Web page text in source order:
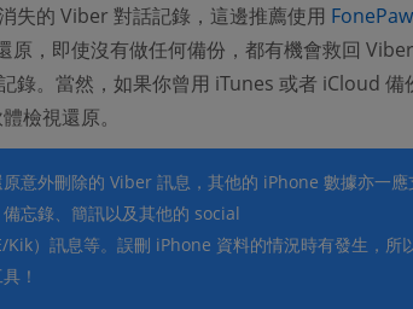
失的 Viber 對話記錄，這邊推薦使用 FonePaw
window)
原，即使沒有做任何備份，都有機會救回
錄。當然，如果你曾用 iTunes 或者 iCloud 備
檢視還原。
意外刪除的 Viber 訊息，其他的 iPhone 數據亦一應
忘錄、簡訊以及其他的 social
）訊息等。誤刪 iPhone 資料的情況時有發生，所
！